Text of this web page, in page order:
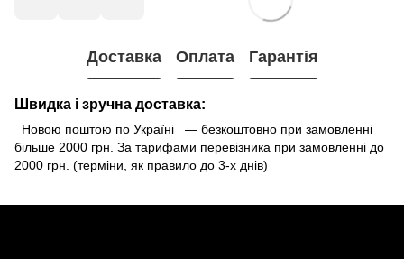
Доставка Оплата Гарантія
Швидка і зручна доставка:
Новою поштою по Україні — безкоштовно при замовленні
більше 2000 грн. За тарифами перевізника при замовленні до
2000 грн. (терміни, як правило до 3-х днів)